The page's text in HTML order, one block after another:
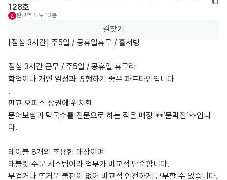
128호
신 판교역 도보 13분
길찾기
[점심 3시간] 주5일 / 공휴일휴무 / 홀서빙
점심 3시간 근무 / 주5일 / 공휴일 휴무라
학업이나 개인 일정과 병행하기 좋은 파트타임입니다
.
판교 오피스 상권에 위치한
문어보쌈과 막국수를 전문으로 하는 작은 매장 **‘문막집’**입니
다.
테이블 8개의 조용한 매장이며
태블릿 주문 시스템이라 업무가 비교적 단순합니다.
무겁거나 뜨거운 불판이 없어 비교적 안전하게 근무할 수 있습니다.